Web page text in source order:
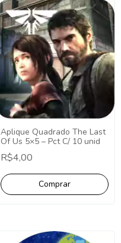
Aplique Quadrado The Last
Of Us 5×5 – Pct C/ 10 unid
R$4,00